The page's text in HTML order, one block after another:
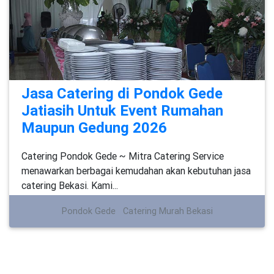
Jasa Catering di Pondok Gede
Jatiasih Untuk Event Rumahan
Maupun Gedung 2026
Catering Pondok Gede ~ Mitra Catering Service
menawarkan berbagai kemudahan akan kebutuhan jasa
catering Bekasi. Kami...
Pondok Gede Catering Murah Bekasi